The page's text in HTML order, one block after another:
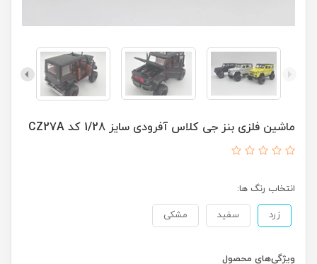
ماشین فلزی بنز جی کلاس آفرودی سایز 1/28 کد CZ27A
انتخاب رنگ ها:
زرد سفید مشکی
ویژگی‌های محصول